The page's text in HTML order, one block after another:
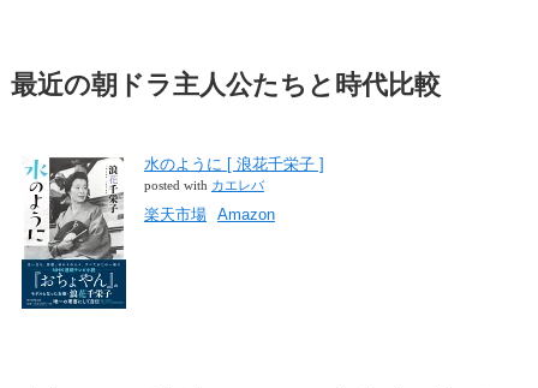
最近の朝ドラ主人公たちと時代比較
水のように [ 浪花千栄子 ]
posted with カエレバ
楽天市場 Amazon